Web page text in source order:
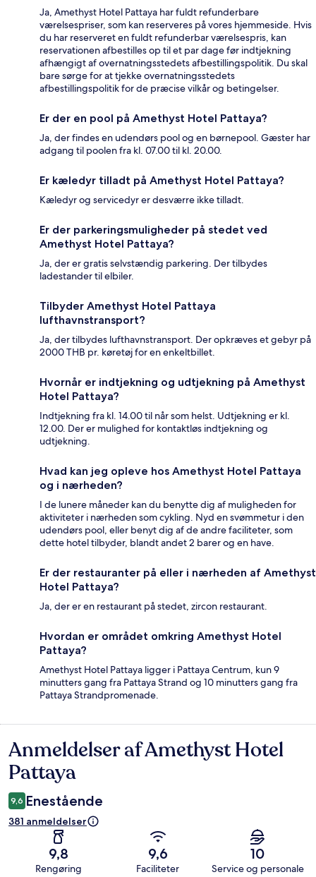
Ja, Amethyst Hotel Pattaya har fuldt refunderbare
værelsespriser, som kan reserveres på vores hjemmeside. Hvis
du har reserveret en fuldt refunderbar værelsespris, kan
reservationen afbestilles op til et par dage før indtjekning
afhængigt af overnatningsstedets afbestillingspolitik. Du skal
bare sørge for at tjekke overnatningsstedets
afbestillingspolitik for de præcise vilkår og betingelser.
Er der en pool på Amethyst Hotel Pattaya?
Ja, der findes en udendørs pool og en børnepool. Gæster har
adgang til poolen fra kl. 07.00 til kl. 20.00.
Er kæledyr tilladt på Amethyst Hotel Pattaya?
Kæledyr og servicedyr er desværre ikke tilladt.
Er der parkeringsmuligheder på stedet ved
Amethyst Hotel Pattaya?
Ja, der er gratis selvstændig parkering. Der tilbydes
ladestander til elbiler.
Tilbyder Amethyst Hotel Pattaya
lufthavnstransport?
Ja, der tilbydes lufthavnstransport. Der opkræves et gebyr på
2000 THB pr. køretøj for en enkeltbillet.
Hvornår er indtjekning og udtjekning på Amethyst
Hotel Pattaya?
Indtjekning fra kl. 14.00 til når som helst. Udtjekning er kl.
12.00. Der er mulighed for kontaktløs indtjekning og
udtjekning.
Hvad kan jeg opleve hos Amethyst Hotel Pattaya
og i nærheden?
I de lunere måneder kan du benytte dig af muligheden for
aktiviteter i nærheden som cykling. Nyd en svømmetur i den
udendørs pool, eller benyt dig af de andre faciliteter, som
dette hotel tilbyder, blandt andet 2 barer og en have.
Er der restauranter på eller i nærheden af Amethyst
Hotel Pattaya?
Ja, der er en restaurant på stedet, zircon restaurant.
Hvordan er området omkring Amethyst Hotel
Pattaya?
Amethyst Hotel Pattaya ligger i Pattaya Centrum, kun 9
minutters gang fra Pattaya Strand og 10 minutters gang fra
Pattaya Strandpromenade.
Anmeldelser
Anmeldelser af Amethyst Hotel
Pattaya
9,6 Enestående
381 anmeldelser
9,8
Rengøring
9,6
Faciliteter
10
Service og personale